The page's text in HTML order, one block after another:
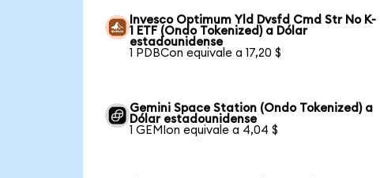
Invesco Optimum Yld Dvsfd Cmd Str No K-
1 ETF (Ondo Tokenized) a Dólar
estadounidense
1 PDBCon equivale a 17,20 $
Gemini Space Station (Ondo Tokenized) a
Dólar estadounidense
1 GEMIon equivale a 4,04 $